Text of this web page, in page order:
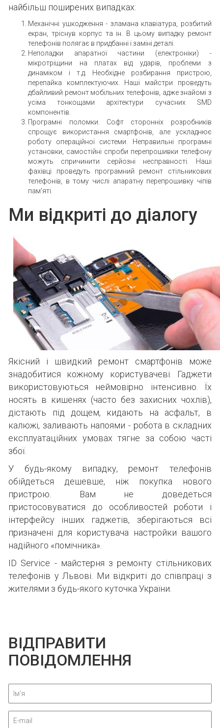
найбільш поширених випадках:
Механічні ушкодження - зламана клавіатура, розбитий
екран, тріснув корпус та ін. В цьому випадку ремонт
телефонів полягає в придбанні і заміні деталі.
Неполадки апаратної частини (електроніки) -
мікротріщини на платах від ударів, проблеми з
динаміком і т.д. Необхідне розбирання пристрою,
перепайка комплектуючих. Наші майстри проведуть
дбайливий ремонт мобільних телефонів, адже знайомі з
усіма тонкощами архітектури сучасних SMD
компонентів.
Програмні поломки. Софт сторонніх розробників
спрощує використання смартфонів, але ускладнює
роботу операційної системи. Неправильні програмні
установки, самостійні спроби перепрошивки телефону
можуть спричинити серйозні несправності. Наші
фахівці проведуть програмний ремонт стільникових
телефонів, в тому числі апаратну перепрошивку чіпів
пам'яті.
Ми відкриті до діалогу
Якісний і швидкий ремонт смартфонів може
знадобитися кожному користувачеві. Гаджети
використовуються неймовірно інтенсивно. Їх
носять в кишенях (часто без захисних чохлів),
дістають під дощем, кидають на асфальт, в
калюжі, заливають напоями - робота в складних
експлуатаційних умовах тягне за собою часті
збої.
У будь-якому випадку, ремонт телефонів
обійдеться дешевше, ніж покупка нового
пристрою. Вам не доведеться
пристосовуватися до особливостей роботи і
інтерфейсу інших гаджетів, зберігаються всі
призначені для користувача настройки вашого
надійного «помічника».
ID Service - майстерня з ремонту стільникових
телефонів у Львові. Ми відкриті до співпраці з
жителями з будь-якого куточка України.
ВІДПРАВИТИ
ПОВІДОМЛЕННЯ